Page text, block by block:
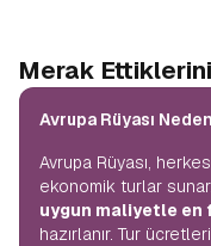
Merak
Avrupa Rüyası
Avrupa Rüyası,
ekonomik turlar sunar.
uygun maliyetle en
hazırlanır. Tur